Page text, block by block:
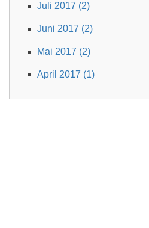
Juli 2017 (2)
Juni 2017 (2)
Mai 2017 (2)
April 2017 (1)